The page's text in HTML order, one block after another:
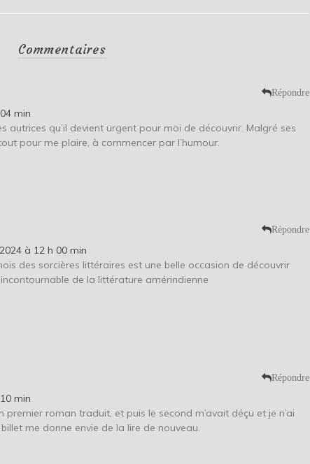
Commentaires
Répondre
min
autrices qu’il devient urgent pour moi de découvrir. Malgré ses
pour me plaire, à commencer par l’humour.
Répondre
à 12 h 00 min
des sorcières littéraires est une belle occasion de découvrir
de la littérature amérindienne
Répondre
min
premier roman traduit, et puis le second m’avait déçu et je n’ai
me donne envie de la lire de nouveau.